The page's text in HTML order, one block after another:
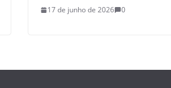
17 de junho de 2026 0